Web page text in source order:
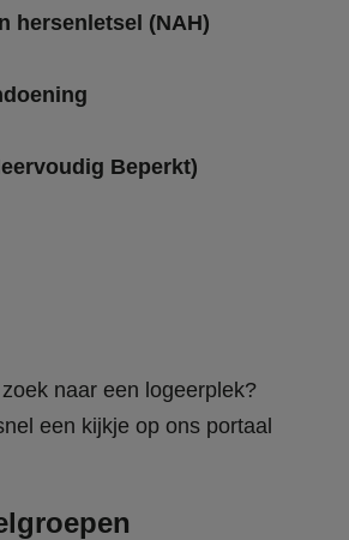
hersenletsel (NAH)
Beperkt)
naar een logeerplek?
een kijkje op ons portaal